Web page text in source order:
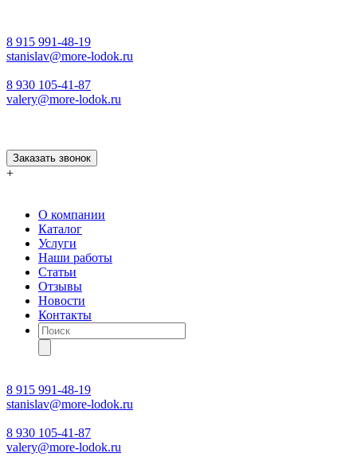
8 915 991-48-19
stanislav@more-lodok.ru
8 930 105-41-87
valery@more-lodok.ru
Заказать звонок
+
О компании
Каталог
Услуги
Наши работы
Статьи
Отзывы
Новости
Контакты
Поиск
товаров
8 915 991-48-19
stanislav@more-lodok.ru
8 930 105-41-87
valery@more-lodok.ru